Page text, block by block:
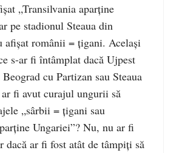
„Transilvania aparţine
pe stadionul Steaua din
afişat românii = ţigani. Acelaşi
s-ar fi întâmplat dacă Ujpest
cu Partizan sau Steaua
fi avut curajul ungurii să
„sârbii = ţigani sau
Ungariei”? Nu, nu ar fi
dacă ar fi fost atât de tâmpiţi să